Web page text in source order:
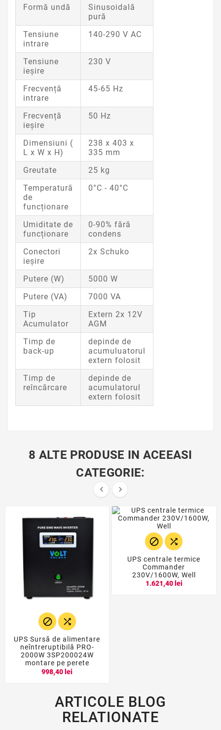
Formă undă
Sinusoidală
pură
Tensiune
intrare
140-290 V AC
Tensiune
ieșire
230 V
Frecvență
intrare
45-65 Hz
Frecvență
ieșire
50 Hz
Dimensiuni (
L x W x H)
238 x 403 x
335 mm
Greutate
25 kg
Temperatură
de
funcționare
0°C - 40°C
Umiditate de
funcționare
0-90% fără
condens
Conectori
ieșire
2x Schuko
Putere (W)
5000 W
Putere (VA)
7000 VA
Tip
Acumulator
Extern 2x 12V
AGM
Timp de
back-up
depinde de
acumuluatorul
extern folosit
Timp de
reîncărcare
depinde de
acumulatorul
extern folosit
8 ALTE PRODUSE IN ACEEASI
CATEGORIE:
 
 
UPS Sursă de alimentare
neîntreruptibilă PRO-
2000W 3SP200024W
montare pe perete
998,40 lei
 
UPS centrale termice
Commander
230V/1600W, Well
1.621,40 lei
ARTICOLE BLOG
RELATIONATE